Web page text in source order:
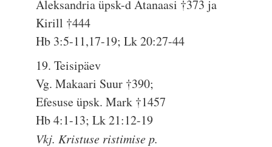
Aleksandria üpsk-d Atanaasi †373 ja
Kirill †444
Hb 3:5-11,17-19; Lk 20:27-44
19. Teisipäev
Vg. Makaari Suur †390;
Efesuse üpsk. Mark †1457
Hb 4:1-13; Lk 21:12-19
Vkj. Kristuse ristimise p.